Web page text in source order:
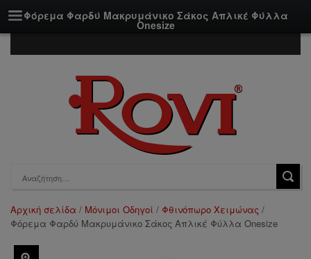
Φόρεμα Φαρδύ Μακρυμάνικο Σάκος Απλικέ Φύλλα
Onesize
Αρχική σελίδα / Μόνιμοι Οδηγοί / Φθινόπωρο Χειμώνας /
Φόρεμα Φαρδύ Μακρυμάνικο Σάκος Απλικέ Φύλλα Onesize